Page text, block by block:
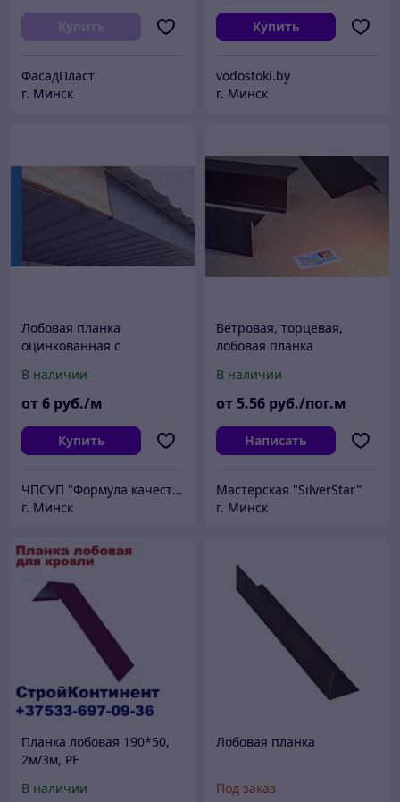
Купить
ФасадПласт
г. Минск
Купить
vodostoki.by
г. Минск
Лобовая планка
оцинкованная с
В наличии
от6 руб./м
Купить
ЧПСУП "Формула качества"
г. Минск
Ветровая, торцевая,
лобовая планка
В наличии
от 5.56 руб./пог.м
Написать
Мастерская "SilverStar"
г. Минск
Планка лобовая 190*50,
2м/3м, PE
В наличии
Лобовая планка
Под заказ